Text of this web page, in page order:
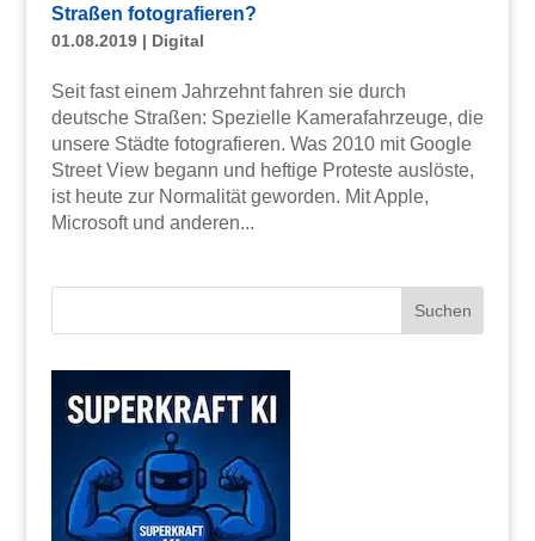
Straßen fotografieren?
01.08.2019| Digital
Seit fast einem Jahrzehnt fahren sie durch
deutsche Straßen: Spezielle Kamerafahrzeuge, die
unsere Städte fotografieren. Was 2010 mit Google
Street View begann und heftige Proteste auslöste,
ist heute zur Normalität geworden. Mit Apple,
Microsoft und anderen...